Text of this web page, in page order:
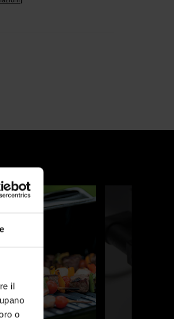
il
o
per navigare o passare a una diapositiva